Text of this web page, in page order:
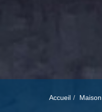
Accueil Maison